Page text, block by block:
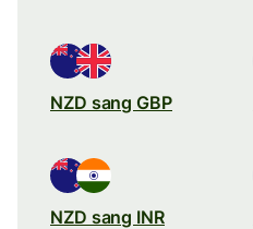
NZD sang GBP
NZD sang INR